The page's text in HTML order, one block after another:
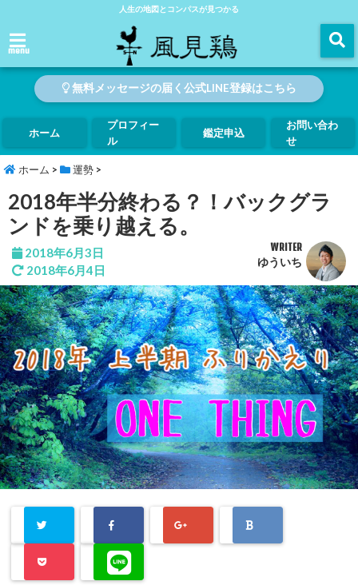
人生の地図とコンパスが見つかる
menu
無料メッセージの届く公式LINE登録はこちら
ホーム
プロフィー
ル
鑑定申込
お問い合わ
せ
ホーム > 運勢 >
2018年半分終わる？！バックグラ
ンドを乗り越える。
2018年6月3日
2018年6月4日
WRITER
ゆういち